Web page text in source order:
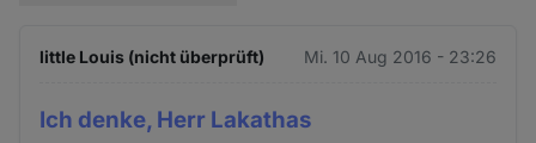
little Louis (nicht überprüft) Mi. 10 Aug 2016 - 23:26
Ich denke, Herr Lakathas